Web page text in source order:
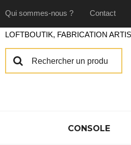
Qui sommes-nous ? Contact
CONSOLE
LOFTBOUTIK, FABRICATION